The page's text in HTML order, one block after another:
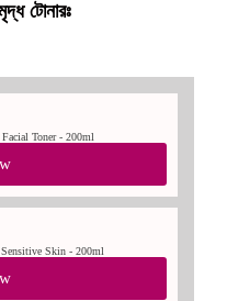
টোনারঃ
Toner - 200ml
Sensitive Skin - 200ml